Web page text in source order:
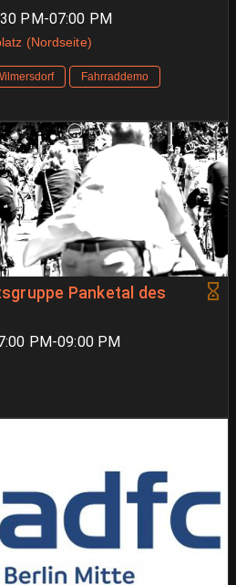
PM-07:00 PM
(Nordseite)
Fahrraddemo
Panketal des
PM-09:00 PM